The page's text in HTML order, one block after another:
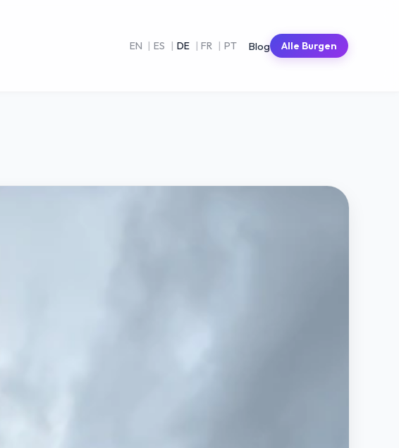
EN | ES | DE | FR | PT Blog Alle Burgen